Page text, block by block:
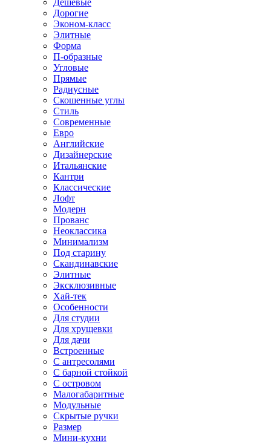
Дешевые
Дорогие
Эконом-класс
Элитные
Форма
П-образные
Угловые
Прямые
Радиусные
Скошенные углы
Стиль
Современные
Евро
Английские
Дизайнерские
Итальянские
Кантри
Классические
Лофт
Модерн
Прованс
Неоклассика
Минимализм
Под старину
Скандинавские
Элитные
Эксклюзивные
Хай-тек
Особенности
Для студии
Для хрущевки
Для дачи
Встроенные
С антресолями
С барной стойкой
С островом
Малогабаритные
Модульные
Скрытые ручки
Размер
Мини-кухни